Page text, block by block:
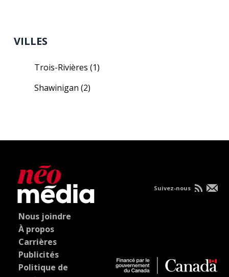
VILLES
Trois-Rivières(1)
Shawinigan(2)
Nous joindre
À propos
Carrières
Publicités
Politique de
Suivez-nous